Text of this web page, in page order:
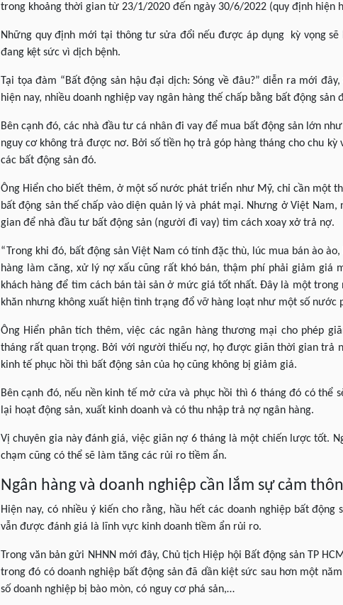
trong khoảng thời gian từ 23/1/2020 đến ngày 30/6/2022 (quy định hiện
Những quy định mới tại thông tư sửa đổi nếu được áp dụng kỳ vọng
đang kệt sức vì dịch bệnh.
Tại tọa đàm “Bất động sản hậu đại dịch: Sóng về đâu?” diễn ra mới
hiện nay, nhiều doanh nghiệp vay ngân hàng thế chấp bằng bất động sản
Bên cạnh đó, các nhà đầu tư cá nhân đi vay để mua bất động sản lớn
nguy cơ không trả được nơ. Bởi số tiền họ trả góp hàng tháng cho chu
các bất động sản đó.
Ông Hiển cho biết thêm, ở một số nước phát triển như Mỹ, chỉ cần một
bất động sản thế chấp vào diện quản lý và phát mại. Nhưng ở Việt
gian để nhà đầu tư bất động sản (người đi vay) tìm cách xoay xở trả nợ.
“Trong khi đó, bất động sản Việt Nam có tính đặc thù, lúc mua bán ào
hàng làm căng, xử lý nợ xấu cũng rất khó bán, thậm phí phải giảm giá
khách hàng để tìm cách bán tài sản ở mức giá tốt nhất. Đây là một
khăn nhưng không xuất hiện tình trạng đổ vỡ hàng loạt như một số nước
Ông Hiển phân tích thêm, việc các ngân hàng thương mại cho phép
tháng rất quan trọng. Bởi với người thiếu nợ, họ được giãn thời gian trả
kinh tế phục hồi thì bất động sản của họ cũng không bị giảm giá.
Bên cạnh đó, nếu nền kinh tế mở cửa và phục hồi thì 6 tháng đó có thể
lại hoạt động sản, xuất kinh doanh và có thu nhập trả nợ ngân hàng.
Vị chuyên gia này đánh giá, việc giãn nợ 6 tháng là một chiến lược tốt.
chạm cũng có thể sẽ làm tăng các rủi ro tiềm ẩn.
Ngân hàng và doanh nghiệp cần lắm sự cảm
Hiện nay, có nhiều ý kiến cho rằng, hầu hết các doanh nghiệp bất
vẫn được đánh giá là lĩnh vực kinh doanh tiềm ẩn rủi ro.
Trong văn bản gửi NHNN mới đây, Chủ tịch Hiệp hội Bất động sản TP
trong đó có doanh nghiệp bất động sản đã dần kiệt sức sau hơn một
số doanh nghiệp bị bào mòn, có nguy cơ phá sản,…